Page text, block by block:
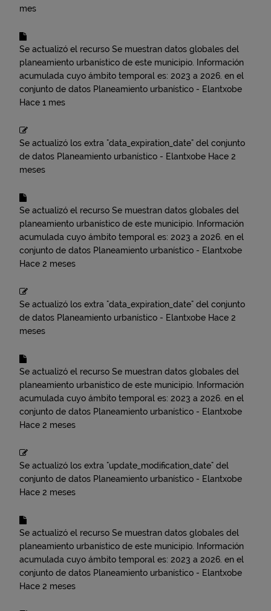
mes
Se actualizó el recurso Se muestran datos globales del
planeamiento urbanístico de este municipio. Información
acumulada cuyo ámbito temporal es: 2023 a 2026. en el
conjunto de datos Planeamiento urbanístico - Elantxobe
Hace 1 mes
Se actualizó los extra "data_expiration_date" del conjunto
de datos Planeamiento urbanístico - Elantxobe Hace 2
meses
Se actualizó el recurso Se muestran datos globales del
planeamiento urbanístico de este municipio. Información
acumulada cuyo ámbito temporal es: 2023 a 2026. en el
conjunto de datos Planeamiento urbanístico - Elantxobe
Hace 2 meses
Se actualizó los extra "data_expiration_date" del conjunto
de datos Planeamiento urbanístico - Elantxobe Hace 2
meses
Se actualizó el recurso Se muestran datos globales del
planeamiento urbanístico de este municipio. Información
acumulada cuyo ámbito temporal es: 2023 a 2026. en el
conjunto de datos Planeamiento urbanístico - Elantxobe
Hace 2 meses
Se actualizó los extra "update_modification_date" del
conjunto de datos Planeamiento urbanístico - Elantxobe
Hace 2 meses
Se actualizó el recurso Se muestran datos globales del
planeamiento urbanístico de este municipio. Información
acumulada cuyo ámbito temporal es: 2023 a 2026. en el
conjunto de datos Planeamiento urbanístico - Elantxobe
Hace 2 meses